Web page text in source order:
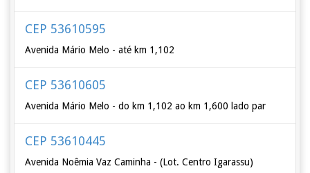
CEP 53610595
Avenida Mário Melo - até km 1,102
CEP 53610605
Avenida Mário Melo - do km 1,102 ao km 1,600 lado par
CEP 53610445
Avenida Noêmia Vaz Caminha - (Lot. Centro Igarassu)